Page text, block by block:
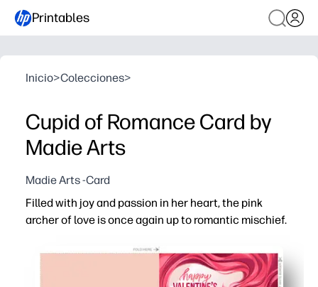
Printables
Inicio>Colecciones>
Cupid of Romance Card by
Madie Arts
Madie Arts -Card
Filled with joy and passion in her heart, the pink
archer of love is once again up to romantic mischief.